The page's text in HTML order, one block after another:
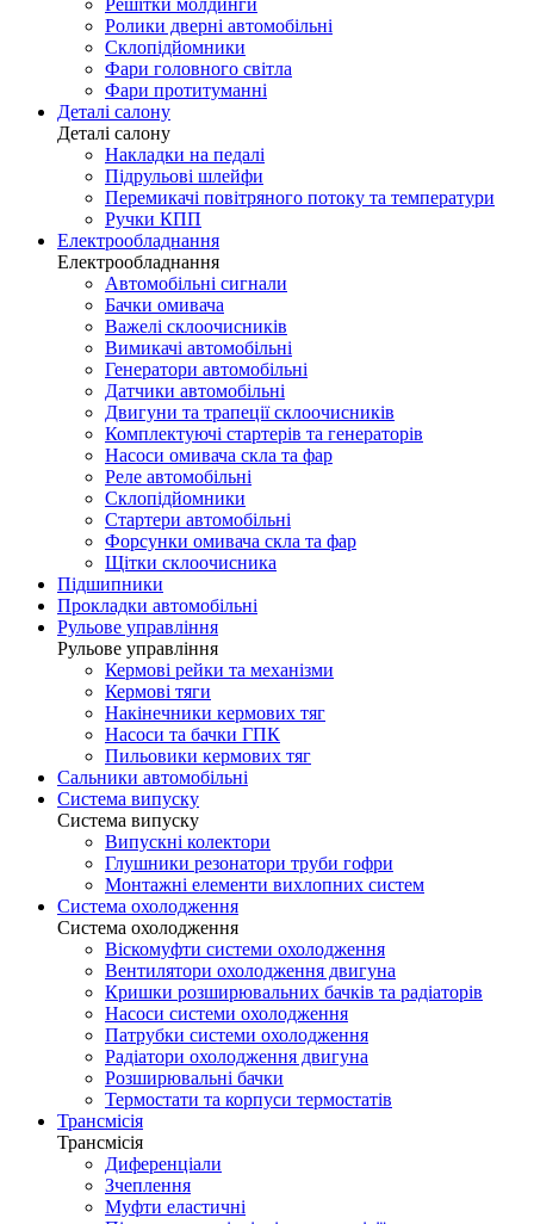
Решітки молдинги
Ролики дверні автомобільні
Склопідйомники
Фари головного світла
Фари протитуманні
Деталі салону
Деталі салону
Накладки на педалі
Підрульові шлейфи
Перемикачі повітряного потоку та температури
Ручки КПП
Електрообладнання
Електрообладнання
Автомобільні сигнали
Бачки омивача
Важелі склоочисників
Вимикачі автомобільні
Генератори автомобільні
Датчики автомобільні
Двигуни та трапеції склоочисників
Комплектуючі стартерів та генераторів
Насоси омивача скла та фар
Реле автомобільні
Склопідйомники
Стартери автомобільні
Форсунки омивача скла та фар
Щітки склоочисника
Підшипники
Прокладки автомобільні
Рульове управління
Рульове управління
Кермові рейки та механізми
Кермові тяги
Накінечники кермових тяг
Насоси та бачки ГПК
Пильовики кермових тяг
Сальники автомобільні
Система випуску
Система випуску
Випускні колектори
Глушники резонатори труби гофри
Монтажні елементи вихлопних систем
Система охолодження
Система охолодження
Віскомуфти системи охолодження
Вентилятори охолодження двигуна
Кришки розширювальних бачків та радіаторів
Насоси системи охолодження
Патрубки системи охолодження
Радіатори охолодження двигуна
Розширювальні бачки
Термостати та корпуси термостатів
Трансмісія
Трансмісія
Диференціали
Зчеплення
Муфти еластичні